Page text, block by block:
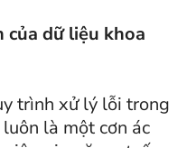
của dữ liệu khoa
trình xử lý lỗi trong
là một cơn ác